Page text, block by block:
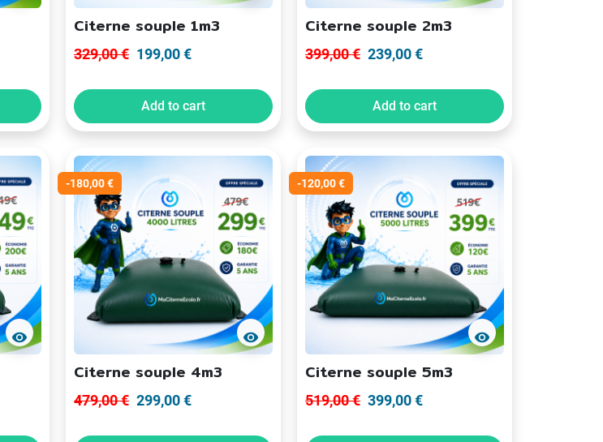
Citerne souple 1m3
329,00 € 199,00 €
Add to cart
Citerne souple 2m3
399,00 € 239,00 €
Add to cart
visibility
-180,00 €
visibility
Citerne souple 4m3
479,00 € 299,00 €
-120,00 €
visibility
Citerne souple 5m3
519,00 € 399,00 €